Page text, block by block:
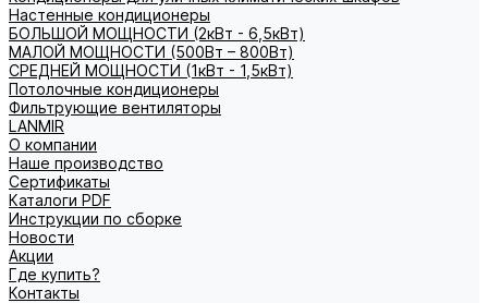
Настенные кондиционеры
БОЛЬШОЙ МОЩНОСТИ (2кВт - 6,5кВт)
МАЛОЙ МОЩНОСТИ (500Вт – 800Вт)
СРЕДНЕЙ МОЩНОСТИ (1кВт - 1,5кВт)
Потолочные кондиционеры
Фильтрующие вентиляторы
LANMIR
О компании
Наше производство
Сертификаты
Каталоги PDF
Инструкции по сборке
Новости
Акции
Где купить?
Контакты